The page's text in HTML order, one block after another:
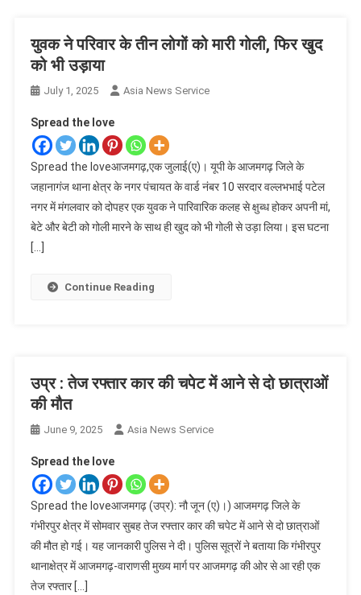
युवक ने परिवार के तीन लोगों को मारी गोली, फिर खुद
को भी उड़ाया
July 1, 2025 Asia News Service
Spread the love
Spread the loveआजमगढ़,एक जुलाई(ए)। यूपी के आजमगढ़ जिले के
जहानागंज थाना क्षेत्र के नगर पंचायत के वार्ड नंबर 10 सरदार वल्लभभाई पटेल
नगर में मंगलवार को दोपहर एक युवक ने पारिवारिक कलह से क्षुब्ध होकर अपनी मां,
बेटे और बेटी को गोली मारने के साथ ही खुद को भी गोली से उड़ा लिया। इस घटना
[…]
Continue Reading
उप्र : तेज रफ्तार कार की चपेट में आने से दो छात्राओं
की मौत
June 9, 2025 Asia News Service
Spread the love
Spread the loveआजमगढ़ (उप्र): नौ जून (ए)।) आजमगढ़ जिले के
गंभीरपुर क्षेत्र में सोमवार सुबह तेज रफ्तार कार की चपेट में आने से दो छात्राओं
की मौत हो गई। यह जानकारी पुलिस ने दी। पुलिस सूत्रों ने बताया कि गंभीरपुर
थानाक्षेत्र में आजमगढ़-वाराणसी मुख्य मार्ग पर आजमगढ़ की ओर से आ रही एक
तेज रफ्तार […]